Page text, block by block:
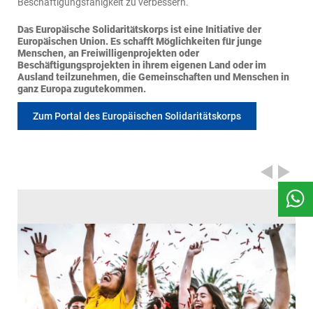
Das Europäische Solidaritätskorps ist eine Initiative der
Europäischen Union. Es schafft Möglichkeiten für junge
Menschen, an Freiwilligenprojekten oder
Beschäftigungsprojekten in ihrem eigenen Land oder im
Ausland teilzunehmen, die Gemeinschaften und Menschen in
ganz Europa zugutekommen.
Zum Portal des Europäischen Solidaritätskorps